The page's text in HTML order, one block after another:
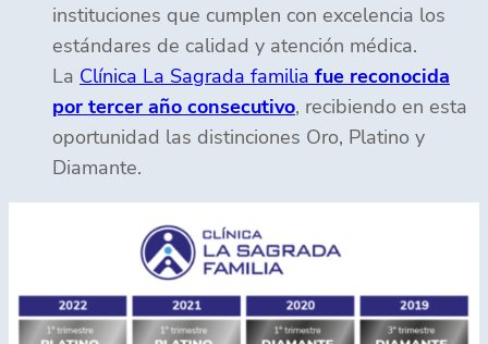
instituciones que cumplen con excelencia los
estándares de calidad y atención médica.
La Clínica La Sagrada familia fue reconocida
por tercer año consecutivo, recibiendo en esta
oportunidad las distinciones Oro, Platino y
Diamante.